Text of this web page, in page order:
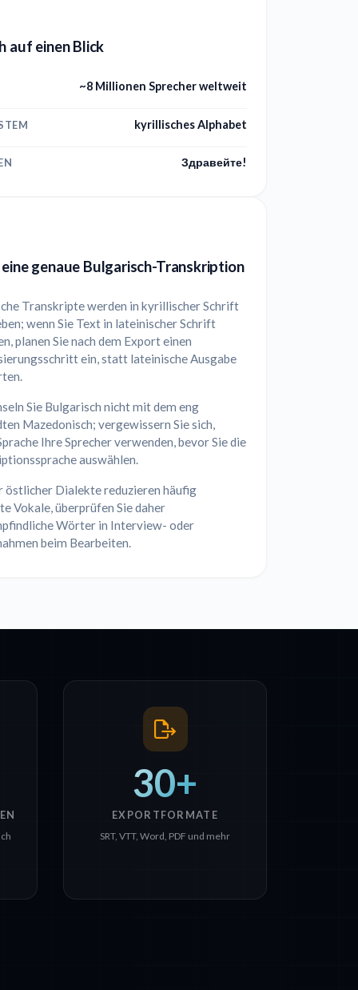
auf einen Blick
~8 Millionen Sprecher weltweit
kyrillisches Alphabet
Здравейте!
genaue Bulgarisch-Transkription
Transkripte werden in kyrillischer Schrift
wenn Sie Text in lateinischer Schrift
planen Sie nach dem Export einen
ein, statt lateinische Ausgabe
Sie Bulgarisch nicht mit dem eng
Mazedonisch; vergewissern Sie sich,
Ihre Sprecher verwenden, bevor Sie die
auswählen.
östlicher Dialekte reduzieren häufig
Vokale, überprüfen Sie daher
Wörter in Interview- oder
beim Bearbeiten.
30+
EXPORTFORMATE
SRT, VTT, Word, PDF und mehr